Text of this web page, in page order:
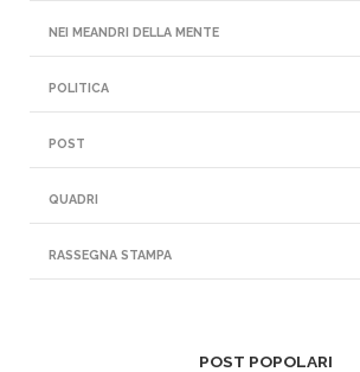
NEI MEANDRI DELLA MENTE
POLITICA
POST
QUADRI
RASSEGNA STAMPA
POST POPOLARI